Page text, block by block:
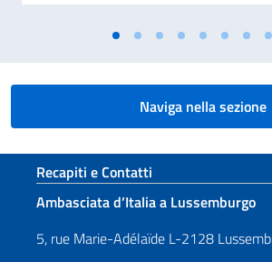
Naviga nella sezione
Sezione footer
Recapiti e Contatti
Ambasciata d’Italia a Lussemburgo
5, rue Marie-Adélaïde L-2128